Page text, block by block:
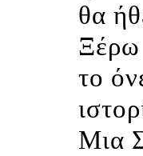
θα
Ξέρω
το
Μια